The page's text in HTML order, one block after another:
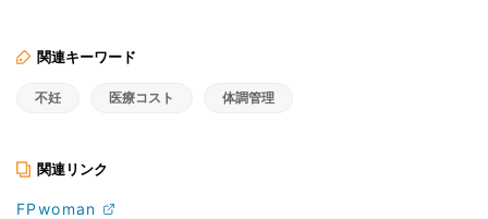
関連キーワード
不妊 医療コスト 体調管理
関連リンク
FPwoman